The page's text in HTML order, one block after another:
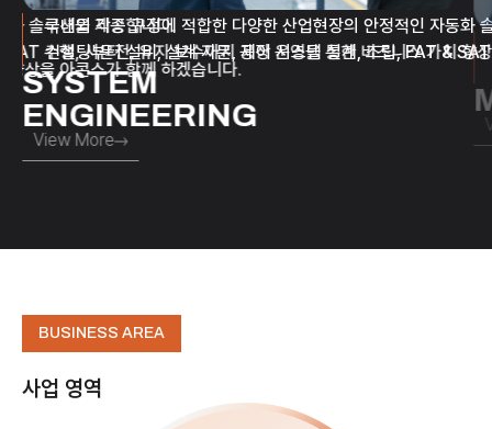
향상을 아콘스가 함께 하겠습니다.
화 솔루션을 제공합니다.
수행, 시운전, 유지 보수까지 공장 운영을 통한 비즈니스 가치 향
국내외 각종 규정에 적합한 다양한 산업현장의 안정적인 자동화
컨설팅부터 설비, 설계 자문, 제어 시스템 설계, 조립, FAT &
SYSTEM
ENGINEERING
View More
BUSINESS AREA
사업 영역